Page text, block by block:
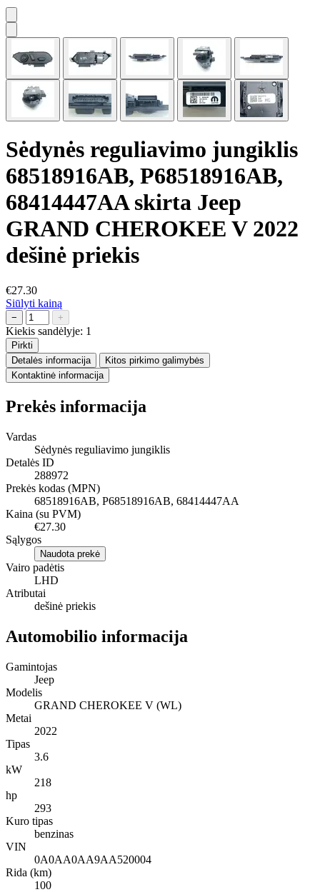
Sėdynės reguliavimo jungiklis
68518916AB, P68518916AB,
68414447AA skirta Jeep
GRAND CHEROKEE V 2022
dešinė priekis
€27.30
Siūlyti kainą
− +
Kiekis sandėlyje: 1
Pirkti
Detalės informacija
Kitos pirkimo galimybės
Kontaktinė informacija
Prekės informacija
Vardas
Sėdynės reguliavimo jungiklis
Detalės ID
288972
Prekės kodas (MPN)
68518916AB, P68518916AB, 68414447AA
Kaina (su PVM)
€27.30
Sąlygos
Naudota prekė
Vairo padėtis
LHD
Atributai
dešinė priekis
Automobilio informacija
Gamintojas
Jeep
Modelis
GRAND CHEROKEE V (WL)
Metai
2022
Tipas
3.6
kW
218
hp
293
Kuro tipas
benzinas
VIN
0A0AA0AA9AA520004
Rida (km)
100